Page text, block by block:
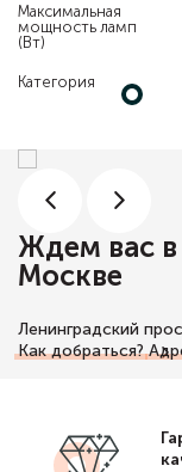
Максимальная
мощность ламп
(Вт)
Категория
Ждем вас
Москве
Ленинградский
Как добраться?